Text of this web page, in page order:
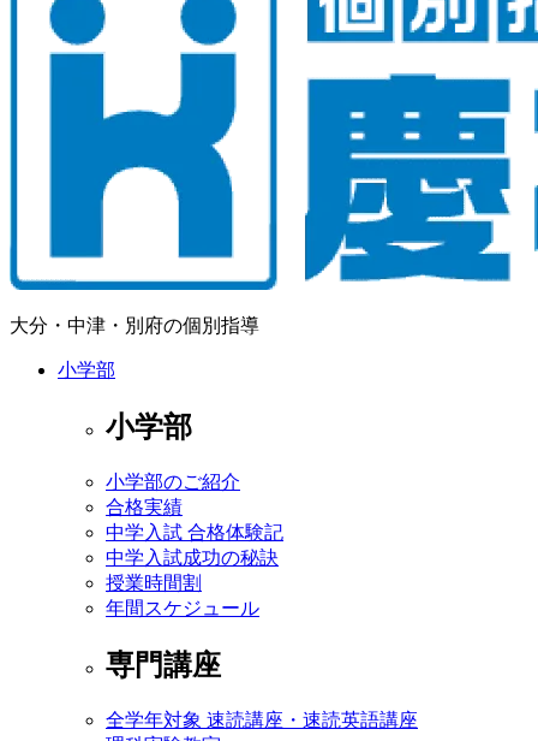
大分・中津・別府の個別指導
小学部
小学部
小学部のご紹介
合格実績
中学入試 合格体験記
中学入試成功の秘訣
授業時間割
年間スケジュール
専門講座
全学年対象 速読講座・速読英語講座